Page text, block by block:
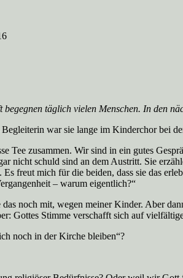
täglich vielen Menschen. In den
war sie lange im Kinderchor bei
Tee zusammen. Wir sind in ein gutes
nicht schuld sind an dem Austritt. Sie
freut mich für die beiden, dass sie das
– warum eigentlich?“
noch mit, wegen meiner Kinder. Aber
Gottes Stimme verschafft sich auf
noch in der Kirche bleiben“?